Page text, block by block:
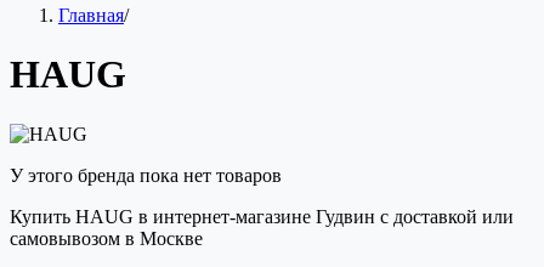
Главная/
HAUG
У этого бренда пока нет товаров
Купить HAUG в интернет-магазине Гудвин с доставкой или
самовывозом в Москве